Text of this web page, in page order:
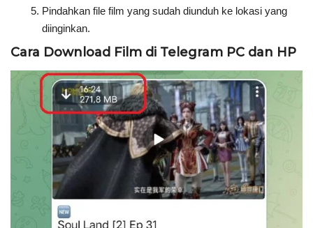
Pindahkan file film yang sudah diunduh ke lokasi yang
diinginkan.
Cara Download Film di Telegram PC dan HP